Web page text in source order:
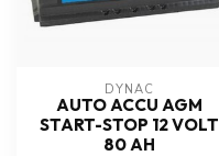
DYNAC
AUTO ACCU AGM
START-STOP 12 VOLT
80 AH